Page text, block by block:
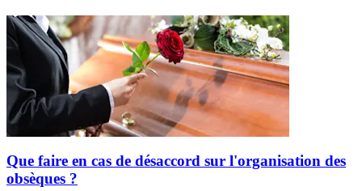
Que faire en cas de désaccord sur l'organisation des
obsèques ?